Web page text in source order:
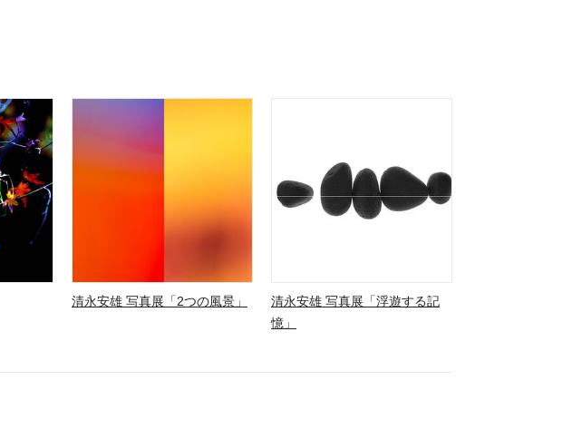
清永安雄 写真展「2つの風景」
清永安雄 写真展「浮遊する記
憶」